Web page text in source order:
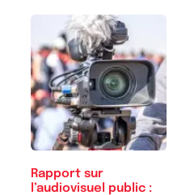
Rapport sur
l’audiovisuel public :